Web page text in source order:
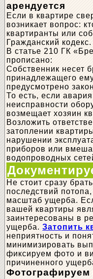
арендуется
Если в квартире
возникает вопрос:
квартиранты или
Гражданский кодекс.
В статье 210 ГК
прописано:
Собственник несет
принадлежащего
предусмотрено
То есть, если
неисправности
возмещает хозяин
Возложить
затоплении
нарушении
приборов или
водопроводных
Не стоит сразу
последствий
масштаб ущерба.
вашей квартиры
заинтересованы в
ущерба.Затопить
неприятность и
минимизировать
фиксируем фото и
причиненного
Фотографируем